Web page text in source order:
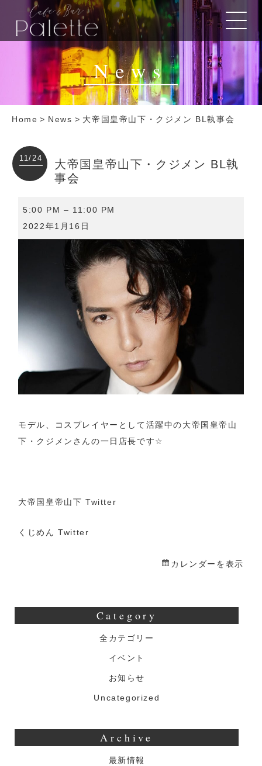
News
Home > News > 大帝国皇帝山下・クジメン BL執事会
11/24
大帝国皇帝山下・クジメン BL執
事会
国
ク
5:00 PM – 11:00 PM
2022年1月16日
モデル、コスプレイヤーとして活躍中の大帝国皇帝山
下・クジメンさんの一日店長です☆
大帝国皇帝山下 Twitter
くじめん Twitter
カレンダーを表示
Category
全カテゴリー
イベント
お知らせ
Uncategorized
Archive
最新情報